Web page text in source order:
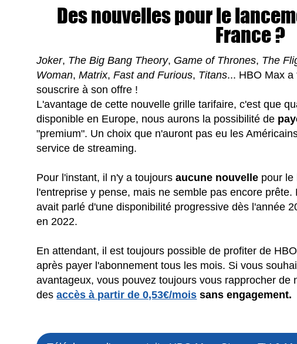
Des nouvelles pour le
France ?
Joker, The Big Bang Theory, Game of Thrones, The
Woman, Matrix,Fast and Furious, Titans... HBO Max
souscrire à son offre !
L'avantage de cette nouvelle grille tarifaire, c'est que
disponible en Europe, nous aurons la possibilité de
"premium". Un choix que n'auront pas eu les
service de streaming.
Pour l'instant, il n'y a toujours aucune nouvelle pour le
l'entreprise y pense, mais ne semble pas encore
avait parlé d'une disponibilité progressive dès l'année
en 2022.
En attendant, il est toujours possible de profiter de
après payer l'abonnement tous les mois. Si vous
avantageux, vous pouvez toujours vous rapprocher de
desaccès à partir de 0,53€/mois sans engagement.